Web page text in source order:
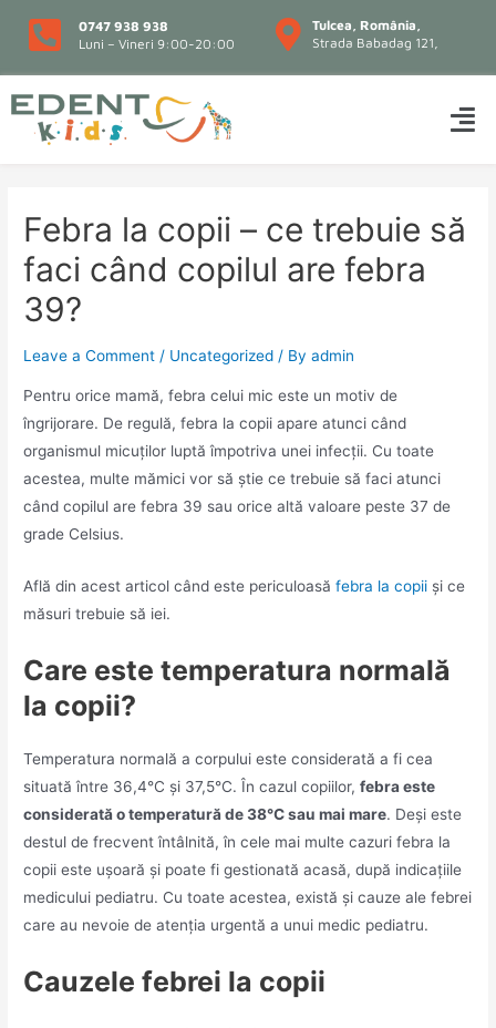
0747 938 938
Luni – Vineri 9:00-20:00
Tulcea, România,
Strada Babadag 121,
Febra la copii – ce trebuie să
faci când copilul are febra
39?
Leave a Comment / Uncategorized / Byadmin
Pentru orice mamă, febra celui mic este un motiv de
îngrijorare. De regulă, febra la copii apare atunci când
organismul micuților luptă împotriva unei infecții. Cu toate
acestea, multe mămici vor să știe ce trebuie să faci atunci
când copilul are febra 39 sau orice altă valoare peste 37 de
grade Celsius.
Află din acest articol când este periculoasăfebra la copii și ce
măsuri trebuie să iei.
Care este temperatura normală
la copii?
Temperatura normală a corpului este considerată a fi cea
situată între 36,4°C și 37,5°C. În cazul copiilor,febra este
considerată o temperatură de 38°C sau mai mare. Deși este
destul de frecvent întâlnită, în cele mai multe cazuri febra la
copii este ușoară și poate fi gestionată acasă, după indicațiile
medicului pediatru. Cu toate acestea, există și cauze ale febrei
care au nevoie de atenția urgentă a unui medic pediatru.
Cauzele febrei la copii